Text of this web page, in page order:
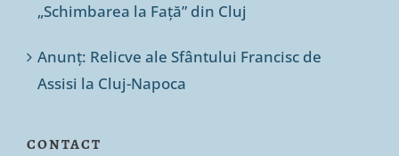
„Schimbarea la Față” din Cluj
Anunț: Relicve ale Sfântului Francisc de
Assisi la Cluj-Napoca
CONTACT